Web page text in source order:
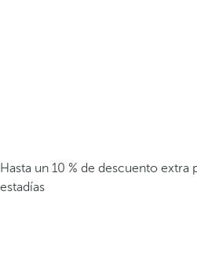
Hasta un 10 % de descuento
estadías